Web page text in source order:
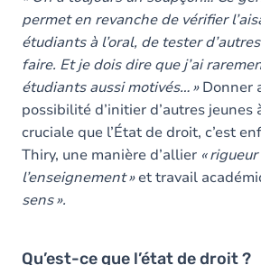
permet en revanche de vérifier
étudiants à l’oral, de tester
faire. Et je dois dire que j’ai
étudiants aussi motivés… »Donner
possibilité d’initier d’autres jeunes
cruciale que l’État de droit, c’est
Thiry, une manière d’allier «
l’enseignement »et travail
sens ».
Qu’est-ce que l’état de droit ?